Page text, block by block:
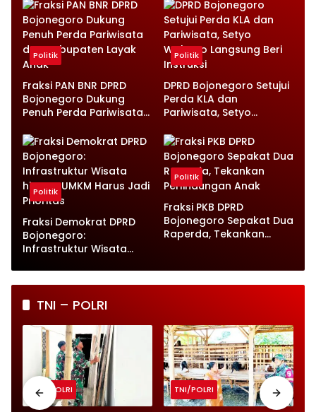
Politik
Fraksi PAN BNR DPRD
Bojonegoro Dukung
Penuh Perda Pariwisata
Anak
Politik
DPRD Bojonegoro Setujui
Perda KLA dan
Pariwisata, Setyo
Instruksi
Politik
Fraksi Demokrat DPRD
Bojonegoro:
Infrastruktur Wisata
Prioritas
Politik
Fraksi PKB DPRD
Bojonegoro Sepakat Dua
Raperda, Tekankan
TNI – POLRI
TNI/POLRI TNI/POLRI